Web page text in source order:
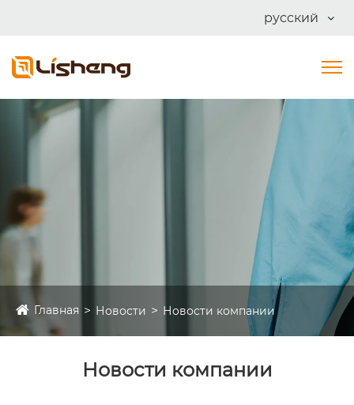
русский
Главная Новости Новости компании
Новости компании